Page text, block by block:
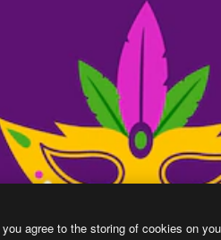
agree to the storing of cookies on